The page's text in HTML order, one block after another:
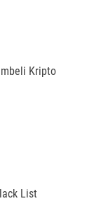
Kripto
List